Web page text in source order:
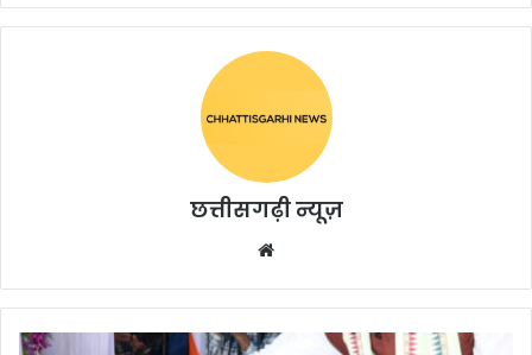
छत्तीसगढ़ी न्यूज़